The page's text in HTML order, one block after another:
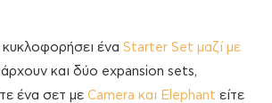
κυκλοφορήσει ένα Starter Set μαζί με
και δύο expansion sets,
ένα σετ με Camera και Elephant είτε